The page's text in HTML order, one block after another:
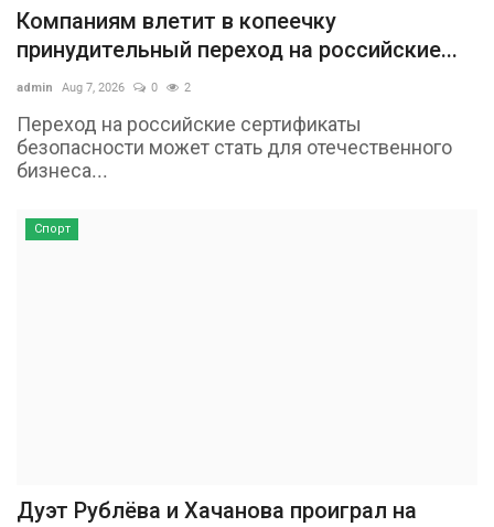
Компаниям влетит в копеечку
принудительный переход на российские...
admin Aug 7, 2026 0 2
Переход на российские сертификаты
безопасности может стать для отечественного
бизнеса...
Спорт
Дуэт Рублёва и Хачанова проиграл на